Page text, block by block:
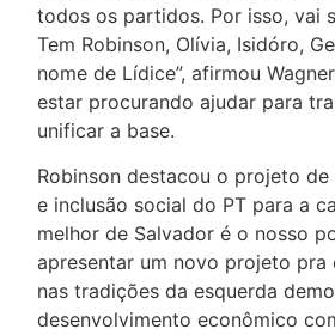
todos os partidos. Por isso, vai
Tem Robinson, Olívia, Isidóro,
nome de Lídice”, afirmou
estar procurando ajudar para
unificar a base.
Robinson destacou o projeto
e inclusão social do PT para a
melhor de Salvador é o nosso
apresentar um novo projeto pra
nas tradições da esquerda
desenvolvimento econômico